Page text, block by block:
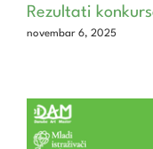
Rezultati
novembar 6, 2025